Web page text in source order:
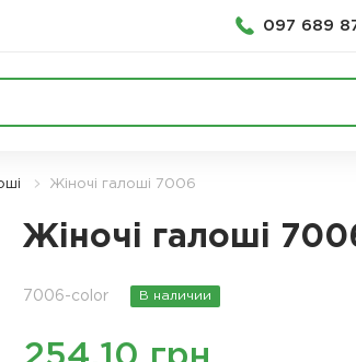
097 689
Жіночі галоші 7006
Жіночі галоші
7006-color В наличии